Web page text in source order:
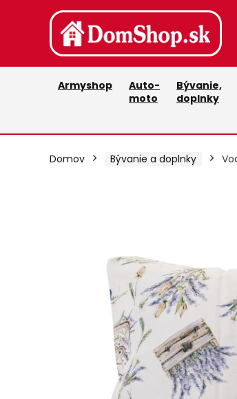
Armyshop
Auto-
moto
Bývanie,
doplnky
Domov Bývanie a doplnky